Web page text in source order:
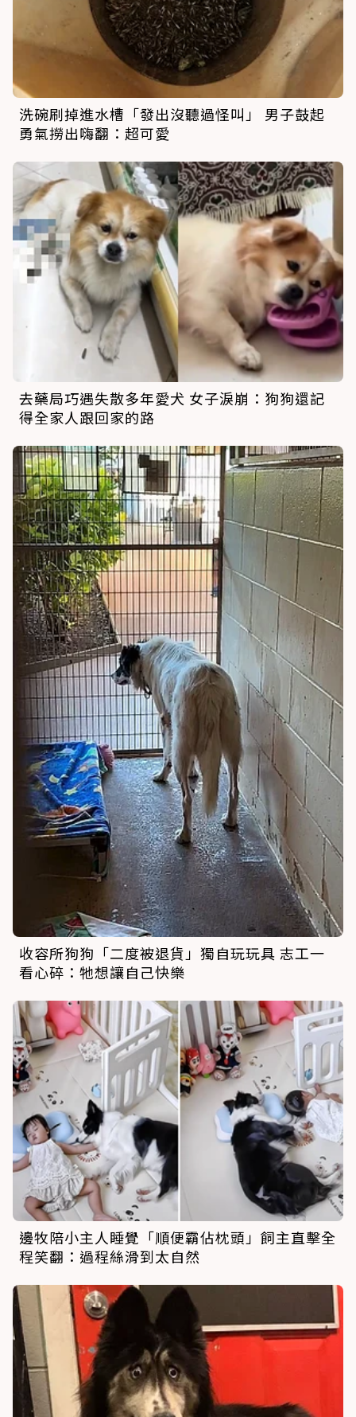
洗碗刷掉進水槽「發出沒聽過怪叫」 男子鼓起
勇氣撈出嗨翻：超可愛
去藥局巧遇失散多年愛犬 女子淚崩：狗狗還記
得全家人跟回家的路
收容所狗狗「二度被退貨」獨自玩玩具 志工一
看心碎：牠想讓自己快樂
邊牧陪小主人睡覺「順便霸佔枕頭」飼主直擊全
程笑翻：過程絲滑到太自然